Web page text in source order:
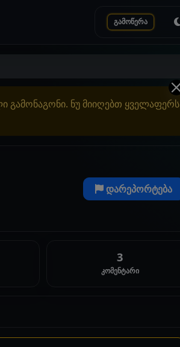
გამოწერა
გამონაგონი. ნუ მიიღებთ ყველაფერს
დარეპორტება
3
კომენტარი